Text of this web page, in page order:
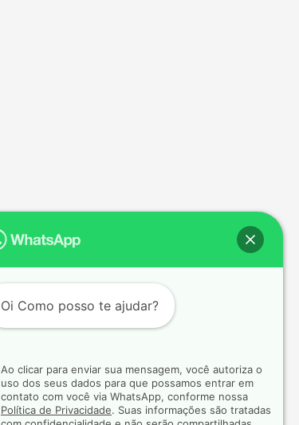
Oi Como posso te ajudar?
Ao clicar para enviar sua mensagem, você autoriza o
uso dos seus dados para que possamos entrar em
contato com você via WhatsApp, conforme nossa
Política de Privacidade. Suas informações são tratadas